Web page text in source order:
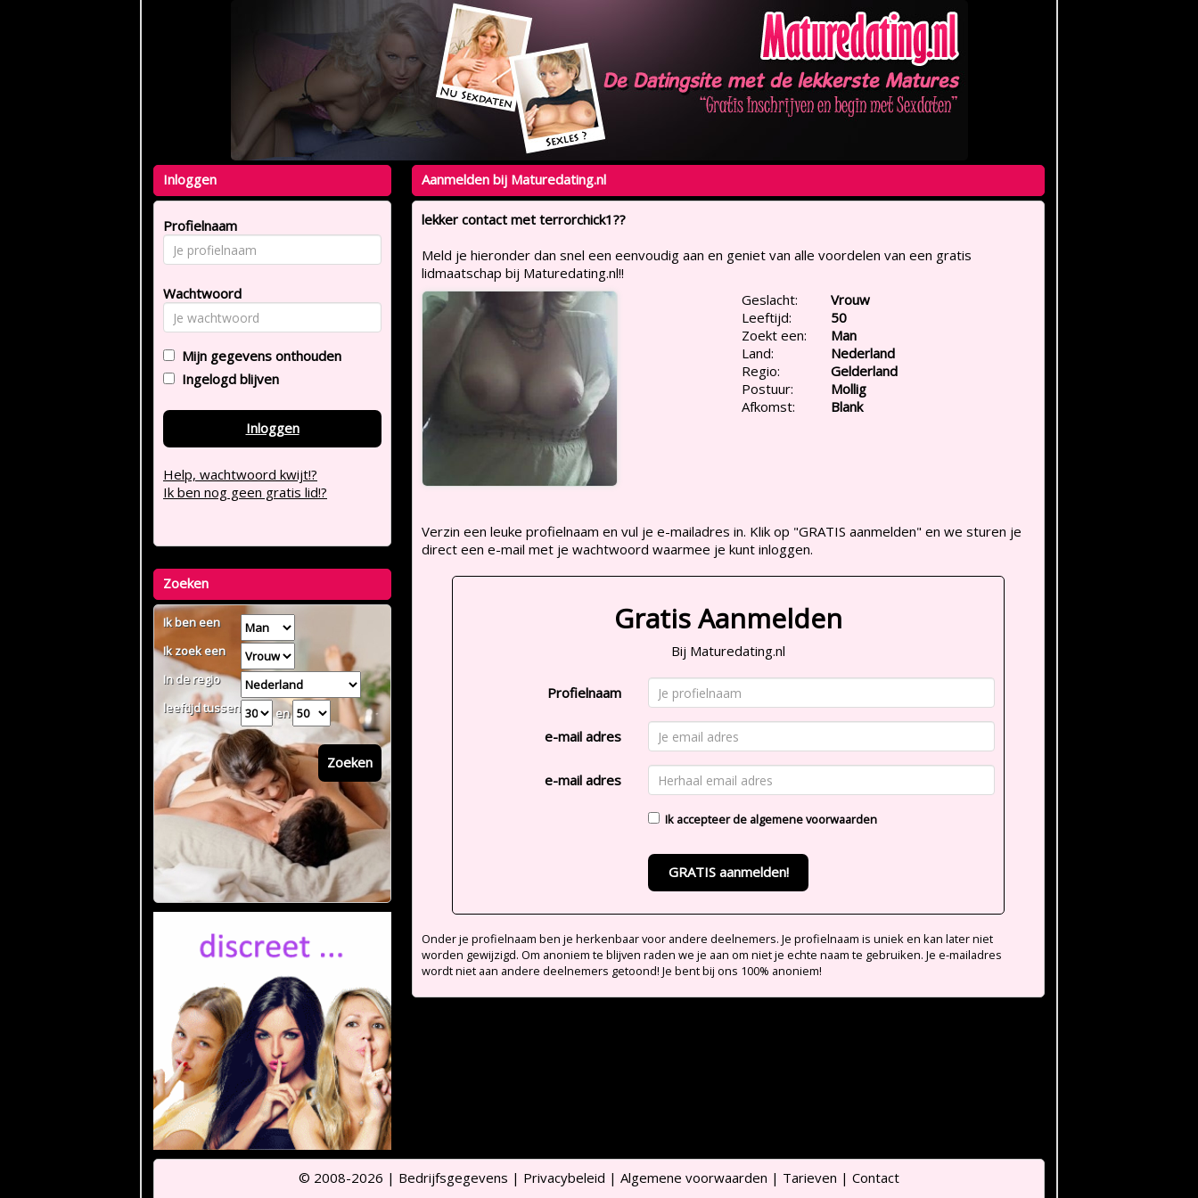
Aanmelden bij Maturedating.nl
lekker contact met terrorchick1??
Meld je hieronder dan snel een eenvoudig aan en geniet van alle voordelen van een gratis
lidmaatschap bij Maturedating.nl!!
Geslacht:
Vrouw
Leeftijd:
50
Zoekt een:
Man
Land:
Nederland
Regio:
Gelderland
Postuur:
Mollig
Afkomst:
Blank
Verzin een leuke profielnaam en vul je e-mailadres in. Klik op "GRATIS aanmelden" en we sturen je
direct een e-mail met je wachtwoord waarmee je kunt inloggen.
Gratis Aanmelden
Bij Maturedating.nl
Profielnaam
e-mail adres
e-mail adres
Ik accepteer de algemene voorwaarden
GRATIS aanmelden!
Onder je profielnaam ben je herkenbaar voor andere deelnemers. Je profielnaam is uniek en kan later niet
worden gewijzigd. Om anoniem te blijven raden we je aan om niet je echte naam te gebruiken. Je e-mailadres
wordt niet aan andere deelnemers getoond! Je bent bij ons 100% anoniem!
Inloggen
Profielnaam
Wachtwoord
Mijn gegevens onthouden
Ingelogd blijven
Inloggen
Help, wachtwoord kwijt!?
Ik ben nog geen gratis lid!?
Zoeken
Ik ben een
Ik zoek een
In de regio
leeftijd tussen
en
Zoeken
© 2008-2026 | Bedrijfsgegevens | Privacybeleid | Algemene voorwaarden | Tarieven | Contact